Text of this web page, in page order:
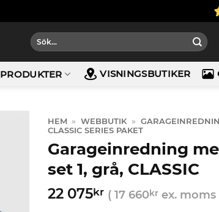
Sök
efter:
PRODUKTER VISNINGSBUTIKER
HEM » WEBBUTIK »
CLASSIC SERIES PAKET
Garageinredning
set 1, grå, CLASSIC
22 075kr ( 17 660krex. moms